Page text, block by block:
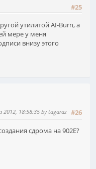
#25
утилитой AI-Burn, а
мере у меня
внизу этого
#26
18:58:35 by tagaraz
сдрома на 902Е?